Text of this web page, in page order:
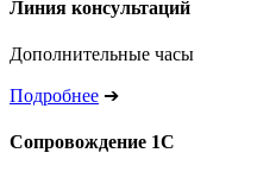
Линия консультаций
Дополнительные часы
Подробнее ➔
Сопровождение 1С